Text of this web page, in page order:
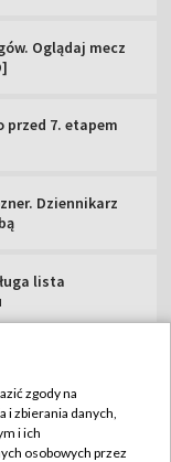
Oglądaj mecz
przed 7. etapem
Dziennikarz
lista
zgody na
i zbierania danych,
i ich
osobowych przez